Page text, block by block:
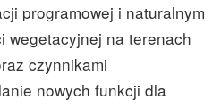
programowej i naturalnym
wegetacyjnej na terenach
czynnikami
nowych funkcji dla